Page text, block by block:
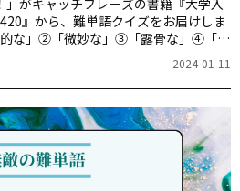
」がキャッチフレーズの書籍『大学入
』から、難単語クイズをお届けしま
な」②「微妙な」③「露骨な」④「過
2024-01-11